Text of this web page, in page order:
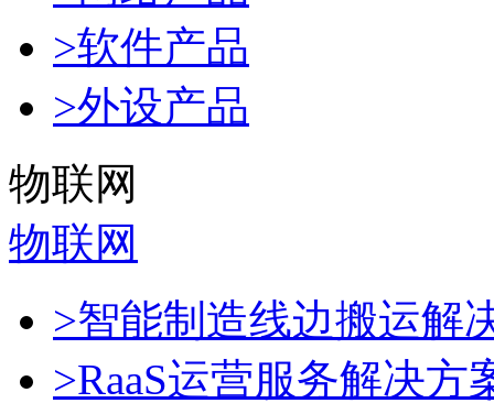
>软件产品
>外设产品
物联网
物联网
>智能制造线边搬运解
>RaaS运营服务解决方